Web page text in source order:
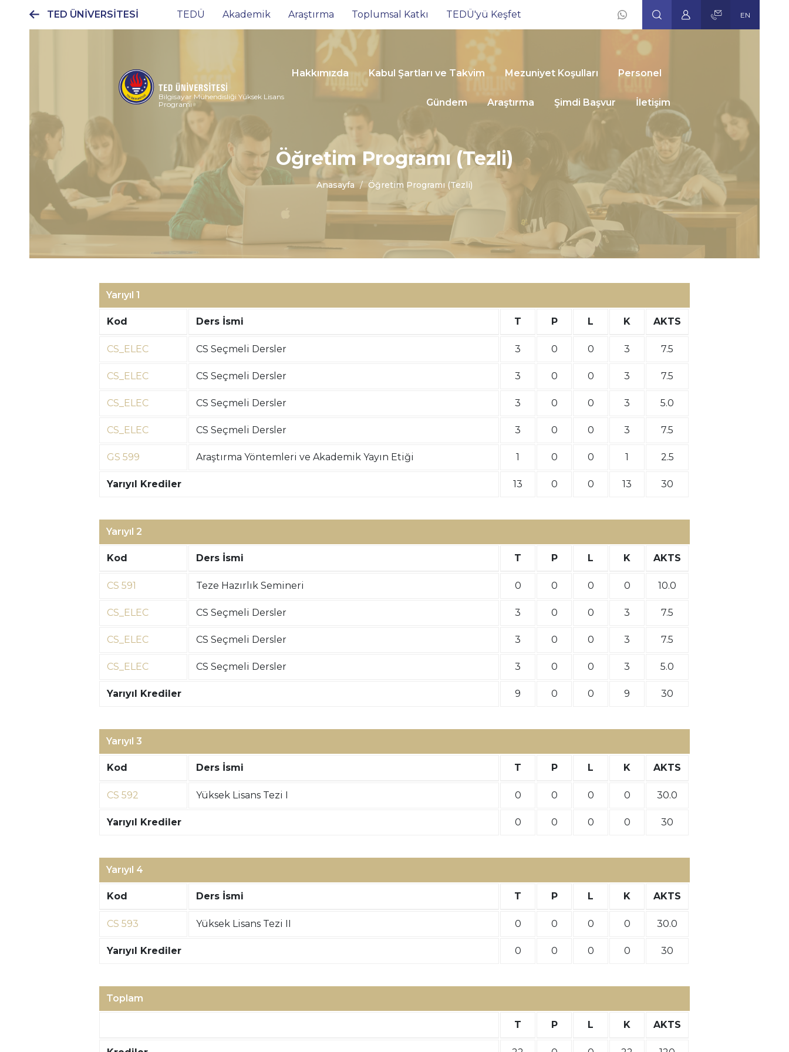
TED ÜNİVERSİTESİ
Ana
menüsü
TEDÜ Akademik Araştırma Toplumsal Katkı TEDÜ'yü Keşfet
Social
Icons
EN
Bilgisayar Mühendisliği Yüksek Lisans
Programı
Hakkımızda Kabul Şartları ve Takvim Mezuniyet Koşulları Personel
Gündem Araştırma Şimdi Başvur İletişim
Öğretim Programı (Tezli)
Anasayfa Öğretim Programı (Tezli)
Yarıyıl 1
Kod Ders İsmi T P L K AKTS
CS_ELEC CS Seçmeli Dersler 3 0 0 3 7.5
CS_ELEC CS Seçmeli Dersler 3 0 0 3 7.5
CS_ELEC CS Seçmeli Dersler 3 0 0 3 5.0
CS_ELEC CS Seçmeli Dersler 3 0 0 3 7.5
GS 599 Araştırma Yöntemleri ve Akademik Yayın Etiği 1 0 0 1 2.5
Yarıyıl Krediler 13 0 0 13 30
Yarıyıl 2
Kod Ders İsmi T P L K AKTS
CS 591 Teze Hazırlık Semineri 0 0 0 0 10.0
CS_ELEC CS Seçmeli Dersler 3 0 0 3 7.5
CS_ELEC CS Seçmeli Dersler 3 0 0 3 7.5
CS_ELEC CS Seçmeli Dersler 3 0 0 3 5.0
Yarıyıl Krediler 9 0 0 9 30
Yarıyıl 3
Kod Ders İsmi T P L K AKTS
CS 592 Yüksek Lisans Tezi I 0 0 0 0 30.0
Yarıyıl Krediler 0 0 0 0 30
Yarıyıl 4
Kod Ders İsmi T P L K AKTS
CS 593 Yüksek Lisans Tezi II 0 0 0 0 30.0
Yarıyıl Krediler 0 0 0 0 30
Toplam
T P L K AKTS